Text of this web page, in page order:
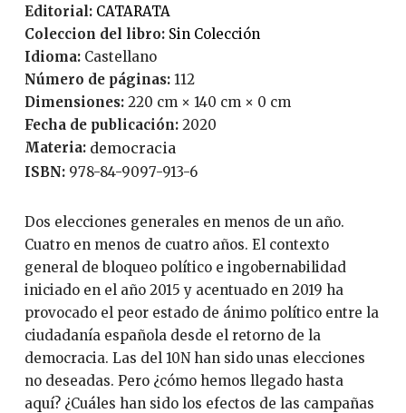
Editorial:
CATARATA
Coleccion del libro:
Sin Colección
Idioma:
Castellano
Número de páginas: 112
Dimensiones: 220 cm × 140 cm × 0 cm
Fecha de publicación:
2020
Materia: democracia
ISBN: 978-84-9097-913-6
Dos elecciones generales en menos de un año.
Cuatro en menos de cuatro años. El contexto
general de bloqueo político e ingobernabilidad
iniciado en el año 2015 y acentuado en 2019 ha
provocado el peor estado de ánimo político entre la
ciudadanía española desde el retorno de la
democracia. Las del 10N han sido unas elecciones
no deseadas. Pero ¿cómo hemos llegado hasta
aquí? ¿Cuáles han sido los efectos de las campañas